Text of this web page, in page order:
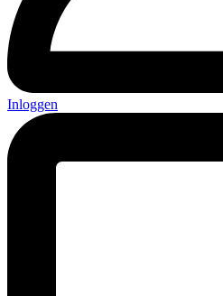
Inloggen